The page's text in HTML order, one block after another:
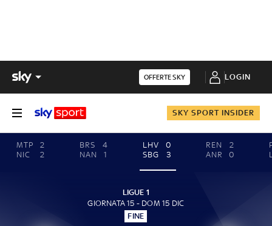
OFFERTE SKY LOGIN
SKY SPORT INSIDER
MTP
2
NIC
2
BRS
4
NAN
1
LHV
0
SBG
3
REN
2
ANR
0
LIGUE 1
GIORNATA 15 - DOM 15 DIC
FINE